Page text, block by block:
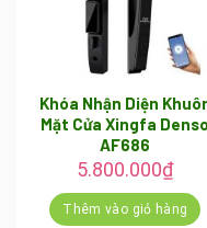
Khóa Nhận Diện
Mặt Cửa Xingfa Denso
AF686
5.800.000₫
Thêm vào giỏ hàng